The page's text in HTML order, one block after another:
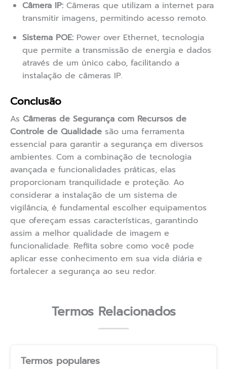
Câmera IP: Câmeras que utilizam a internet para
transmitir imagens, permitindo acesso remoto.
Sistema POE: Power over Ethernet, tecnologia
que permite a transmissão de energia e dados
através de um único cabo, facilitando a
instalação de câmeras IP.
Conclusão
As Câmeras de Segurança com Recursos de
Controle de Qualidade são uma ferramenta
essencial para garantir a segurança em diversos
ambientes. Com a combinação de tecnologia
avançada e funcionalidades práticas, elas
proporcionam tranquilidade e proteção. Ao
considerar a instalação de um sistema de
vigilância, é fundamental escolher equipamentos
que ofereçam essas características, garantindo
assim a melhor qualidade de imagem e
funcionalidade. Reflita sobre como você pode
aplicar esse conhecimento em sua vida diária e
fortalecer a segurança ao seu redor.
Termos Relacionados
Termos populares